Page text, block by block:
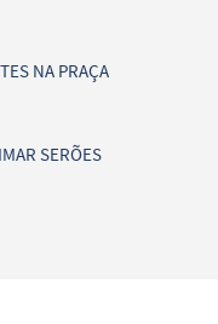
NA PRAÇA
SERÕES